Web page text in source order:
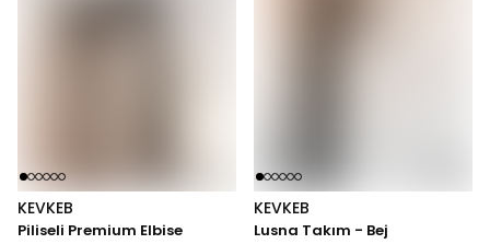
KEVKEB
Piliseli Premium Elbise
KEVKEB
Lusna Takım - Bej